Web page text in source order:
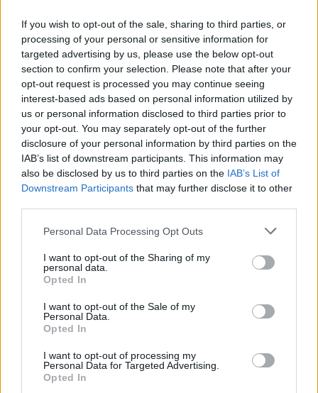
If you wish to opt-out of the sale, sharing to third parties, or
processing of your personal or sensitive information for
targeted advertising by us, please use the below opt-out
section to confirm your selection. Please note that after your
opt-out request is processed you may continue seeing
interest-based ads based on personal information utilized by
us or personal information disclosed to third parties prior to
your opt-out. You may separately opt-out of the further
disclosure of your personal information by third parties on the
IAB’s list of downstream participants. This information may
also be disclosed by us to third parties on the IAB’s List of
Downstream Participants that may further disclose it to other
Please note that this website/app uses one or more Google
not limited to your visit or usage behaviour. You may click to
grant or deny consent to Google and its third-party tags to
use your data for below specified purposes in below Google
consent section.
Personal Data Processing Opt Outs
I want to opt-out of the Sharing of my
personal data.
Opted In
I want to opt-out of the Sale of my
Personal Data.
Opted In
I want to opt-out of processing my
Personal Data for Targeted Advertising.
Opted In
Στον τομέα της κατασκευής, τοREDMI Pad 2 9.7
εστιάζει στη φορητότητα. Προσφέρει πάχος μόλις 7,4
mm και βάρος 406 γραμμάρια. Το πίσω κάλυμμα
διαθέτει μονοκόμματο μεταλλικό σχεδιασμό, ο
οποίος αποπνέει μια πιο κλασική και στιβαρή αίσθηση,
αντέχοντας σε περισσότερες από 40 αυστηρές
δοκιμές αντοχής. Διατίθεται σε δύο χρωματικές
επιλογές: Graphite Gray και Silver.
Επιδόσεις, μπαταρία και λογισμικό HyperOS 3
Στο εσωτερικό του νέου tablet βρίσκεται η πλατφόρμα
Snapdragon 6s 4G Gen 2 , ένας οκταπύρηνος
6nm και επιτυγχάνει ταχύτητες χρονισμού έως
2,9GHz. Συνοδεύεται από την GPU Adreno 610.
προσφέρει βελτίωση απόδοσης 34% και σκορ AnTuTu
άνω των 400.000, συγκριτικά με τα REDMI Pad SE 8.7
και 4G της προηγούμενης γενιάς. Το σύστημα
απαγωγής θερμότητας έχει επίσης αναβαθμιστεί,